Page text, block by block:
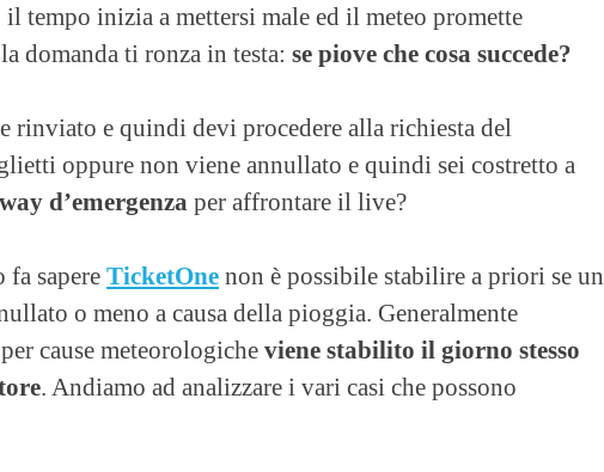
il tempo inizia a mettersi male ed il meteo promette
domanda ti ronza in testa: se piove che cosa succede?
rinviato e quindi devi procedere alla richiesta del
oppure non viene annullato e quindi sei costretto a
d’emergenza per affrontare il live?
fa sapere TicketOne non è possibile stabilire a priori se un
o meno a causa della pioggia. Generalmente
cause meteorologiche viene stabilito il giorno stesso
. Andiamo ad analizzare i vari casi che possono